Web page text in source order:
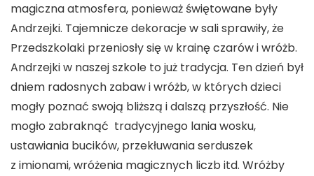
magiczna atmosfera, ponieważ świętowane były
Andrzejki. Tajemnicze dekoracje w sali sprawiły, że
Przedszkolaki przeniosły się w krainę czarów i wróżb.
Andrzejki w naszej szkole to już tradycja. Ten dzień był
dniem radosnych zabaw i wróżb, w których dzieci
mogły poznać swoją bliższą i dalszą przyszłość. Nie
mogło zabraknąć tradycyjnego lania wosku,
ustawiania bucików, przekłuwania serduszek
z imionami, wróżenia magicznych liczb itd. Wróżby